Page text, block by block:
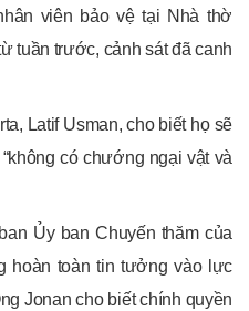
viên bảo vệ tại Nhà thờ
tuần trước, cảnh sát đã canh
Latif Usman, cho biết họ sẽ
có chướng ngại vật và
Ủy ban Chuyến thăm của
hoàn toàn tin tưởng vào lực
Jonan cho biết chính quyền